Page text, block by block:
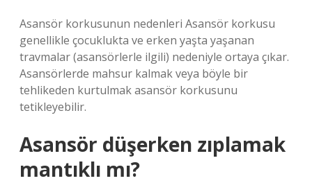
Asansör korkusunun nedenleri Asansör korkusu
genellikle çocuklukta ve erken yaşta yaşanan
travmalar (asansörlerle ilgili) nedeniyle ortaya çıkar.
Asansörlerde mahsur kalmak veya böyle bir
tehlikeden kurtulmak asansör korkusunu
tetikleyebilir.
Asansör düşerken zıplamak
mantıklı mı?